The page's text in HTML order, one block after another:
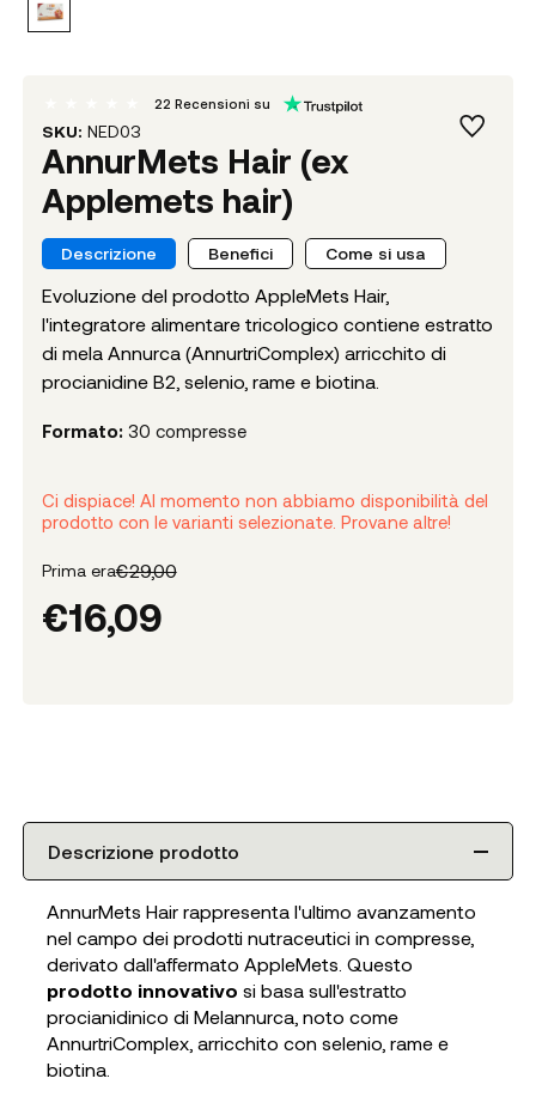
SKU: NED03
AnnurMets Hair (ex
Applemets hair)
22 Recensioni su
Descrizione Benefici Come si usa
Evoluzione del prodotto AppleMets Hair,
l'integratore alimentare tricologico contiene estratto
di mela Annurca (AnnurtriComplex) arricchito di
procianidine B2, selenio, rame e biotina.
Formato: 30 compresse
Ci dispiace! Al momento non abbiamo disponibilità del
prodotto con le varianti selezionate. Provane altre!
Prima era€29,00
€16,09
Descrizione prodotto
AnnurMets Hair rappresenta l'ultimo avanzamento
nel campo dei prodotti nutraceutici in compresse,
derivato dall'affermato AppleMets. Questo
prodotto innovativo si basa sull'estratto
procianidinico di Melannurca, noto come
AnnurtriComplex, arricchito con selenio, rame e
biotina.